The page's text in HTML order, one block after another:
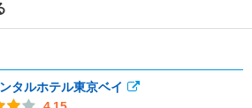
タルホテル東京ベイ